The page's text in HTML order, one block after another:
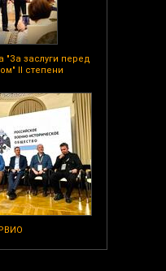
заслуги перед
II степени